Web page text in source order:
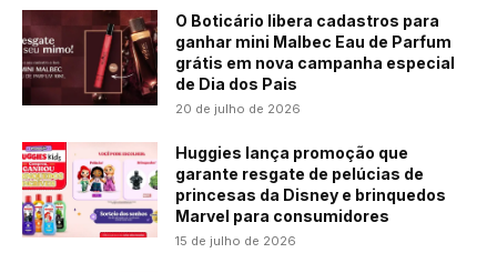
O Boticário libera cadastros para
ganhar mini Malbec Eau de Parfum
grátis em nova campanha especial
de Dia dos Pais
20 de julho de 2026
Huggies lança promoção que
garante resgate de pelúcias de
princesas da Disney e brinquedos
Marvel para consumidores
15 de julho de 2026